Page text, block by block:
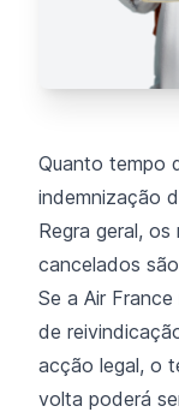
Quanto tempo
indemnização
Regra geral,
cancelados
Se a Air
de
acção legal, o
volta poderá